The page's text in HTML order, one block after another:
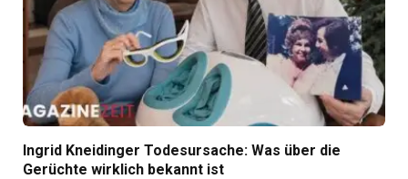
Ingrid Kneidinger Todesursache: Was über die
Gerüchte wirklich bekannt ist